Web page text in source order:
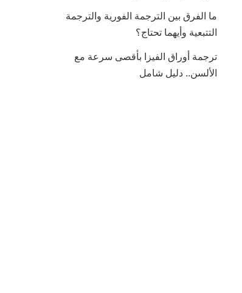
ما الفرق بين الترجمة الفورية والترجمة
التتبعية وأيهما تحتاج؟
ترجمة أوراق الفيزا بأقصى سرعة مع
الألسن.. دليل شامل